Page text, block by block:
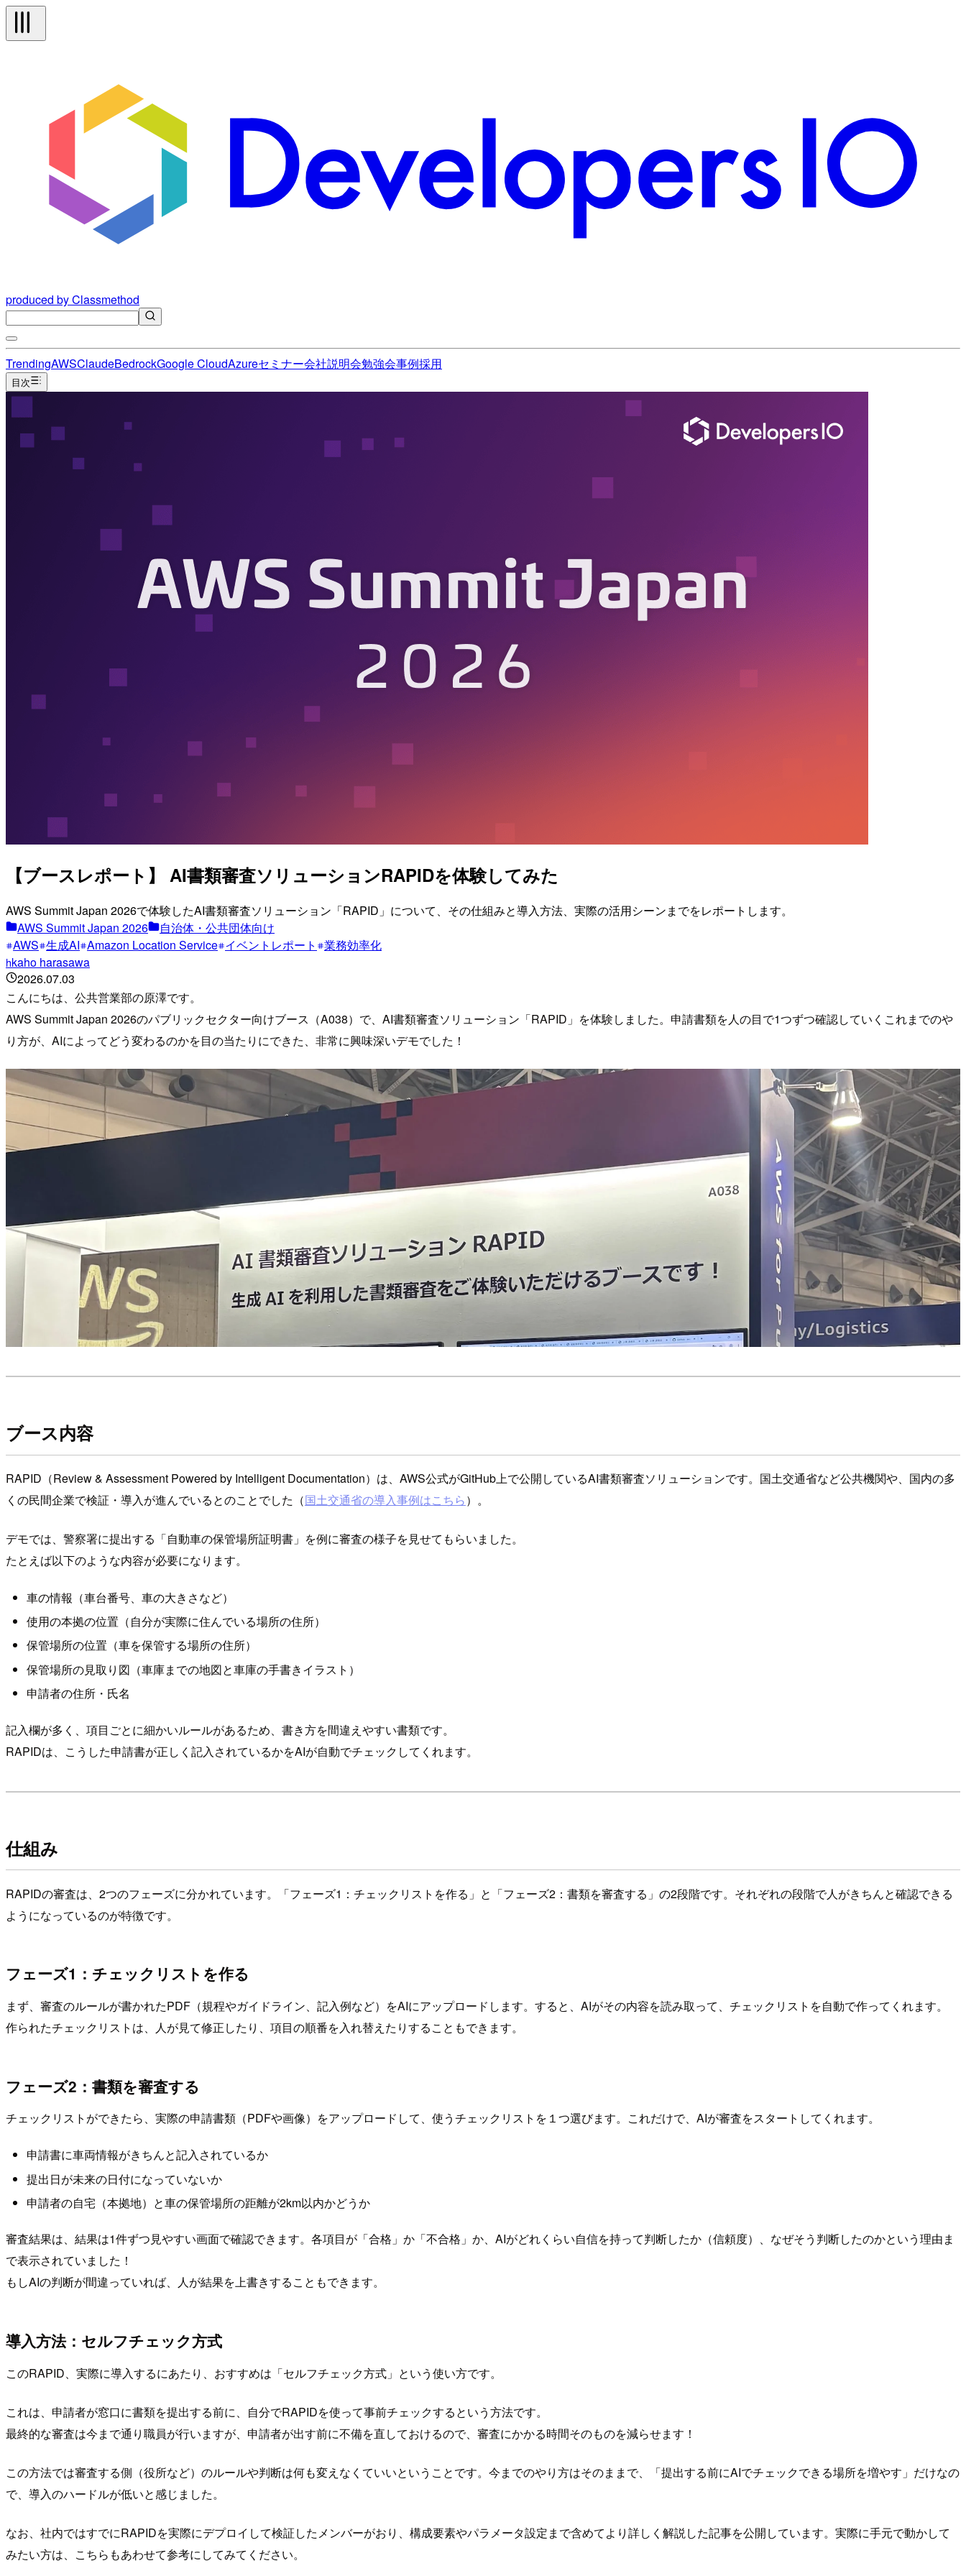
produced by Classmethod
TrendingAWSClaudeBedrockGoogle CloudAzureセミナー会社説明会勉強会事例採用
目次
【ブースレポート】 AI書類審査ソリューションRAPIDを体験してみた
AWS Summit Japan 2026で体験したAI書類審査ソリューション「RAPID」について、その仕組みと導入方法、実際の活用シーンまでをレポートします。
AWS Summit Japan 2026
自治体・公共団体向け
AWS 生成AI Amazon Location Service イベントレポート 業務効率化
hkaho harasawa
2026.07.03
こんにちは、公共営業部の原澤です。
AWS Summit Japan 2026のパブリックセクター向けブース（A038）で、AI書類審査ソリューション「RAPID」を体験しました。申請書類を人の目で1つずつ確認していくこれまでのや
り方が、AIによってどう変わるのかを目の当たりにできた、非常に興味深いデモでした！
ブース内容
RAPID（Review & Assessment Powered by Intelligent Documentation）は、AWS公式がGitHub上で公開しているAI書類審査ソリューションです。国土交通省など公共機関や、国内の多
くの民間企業で検証・導入が進んでいるとのことでした（国土交通省の導入事例はこちら）。
デモでは、警察署に提出する「自動車の保管場所証明書」を例に審査の様子を見せてもらいました。
たとえば以下のような内容が必要になります。
車の情報（車台番号、車の大きさなど）
使用の本拠の位置（自分が実際に住んでいる場所の住所）
保管場所の位置（車を保管する場所の住所）
保管場所の見取り図（車庫までの地図と車庫の手書きイラスト）
申請者の住所・氏名
記入欄が多く、項目ごとに細かいルールがあるため、書き方を間違えやすい書類です。
RAPIDは、こうした申請書が正しく記入されているかをAIが自動でチェックしてくれます。
仕組み
RAPIDの審査は、2つのフェーズに分かれています。「フェーズ1：チェックリストを作る」と「フェーズ2：書類を審査する」の2段階です。それぞれの段階で人がきちんと確認できる
ようになっているのが特徴です。
フェーズ1：チェックリストを作る
まず、審査のルールが書かれたPDF（規程やガイドライン、記入例など）をAIにアップロードします。すると、AIがその内容を読み取って、チェックリストを自動で作ってくれます。
作られたチェックリストは、人が見て修正したり、項目の順番を入れ替えたりすることもできます。
フェーズ2：書類を審査する
チェックリストができたら、実際の申請書類（PDFや画像）をアップロードして、使うチェックリストを１つ選びます。これだけで、AIが審査をスタートしてくれます。
申請書に車両情報がきちんと記入されているか
提出日が未来の日付になっていないか
申請者の自宅（本拠地）と車の保管場所の距離が2km以内かどうか
審査結果は、結果は1件ずつ見やすい画面で確認できます。各項目が「合格」か「不合格」か、AIがどれくらい自信を持って判断したか（信頼度）、なぜそう判断したのかという理由ま
で表示されていました！
もしAIの判断が間違っていれば、人が結果を上書きすることもできます。
導入方法：セルフチェック方式
このRAPID、実際に導入するにあたり、おすすめは「セルフチェック方式」という使い方です。
これは、申請者が窓口に書類を提出する前に、自分でRAPIDを使って事前チェックするという方法です。
最終的な審査は今まで通り職員が行いますが、申請者が出す前に不備を直しておけるので、審査にかかる時間そのものを減らせます！
この方法では審査する側（役所など）のルールや判断は何も変えなくていいということです。今までのやり方はそのままで、「提出する前にAIでチェックできる場所を増やす」だけなの
で、導入のハードルが低いと感じました。
なお、社内ではすでにRAPIDを実際にデプロイして検証したメンバーがおり、構成要素やパラメータ設定まで含めてより詳しく解説した記事を公開しています。実際に手元で動かして
みたい方は、こちらもあわせて参考にしてみてください。